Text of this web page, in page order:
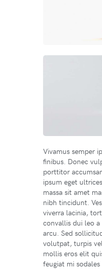
Vivamus semper
finibus. Donec
porttitor
ipsum eget
massa sit amet
nibh tincidunt.
viverra lacinia,
convallis dui leo
arcu. Sed
volutpat, turpis
mollis eros elit
feugiat mi